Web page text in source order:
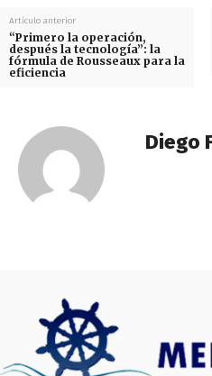
Artículo anterior
“Primero la operación,
después la tecnología”: la
fórmula de Rousseaux para la
eficiencia
Diego